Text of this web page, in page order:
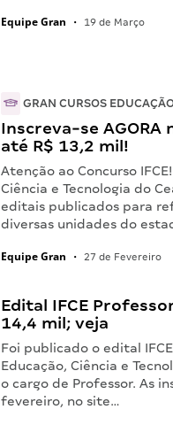
Equipe Gran • 19 de Março
GRAN CURSOS
Inscreva-se AGORA
até R$ 13,2 mil!
Atenção ao Concurso
Ciência e Tecnologia do
editais publicados para
diversas unidades do
Equipe Gran • 27 de Fevereiro
Edital IFCE
14,4 mil; veja
Foi publicado o edital
Educação, Ciência e
o cargo de Professor. As
fevereiro, no site…